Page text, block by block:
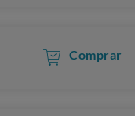
Comprar